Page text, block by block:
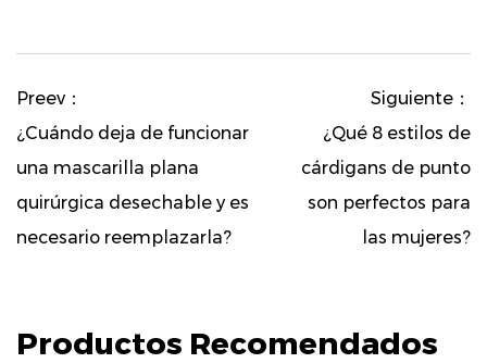
Preev：
¿Cuándo deja de funcionar
una mascarilla plana
quirúrgica desechable y es
necesario reemplazarla?
Siguiente：
¿Qué 8 estilos de
cárdigans de punto
son perfectos para
las mujeres?
Productos Recomendados